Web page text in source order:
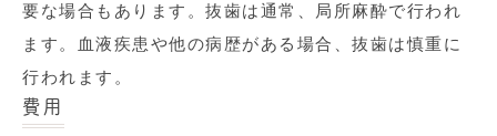
要な場合もあります。抜歯は通常、局所麻酔で行われ
ます。血液疾患や他の病歴がある場合、抜歯は慎重に
行われます。
費用